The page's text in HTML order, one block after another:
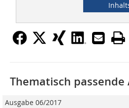
Thematisch passende
Ausgabe 06/2017